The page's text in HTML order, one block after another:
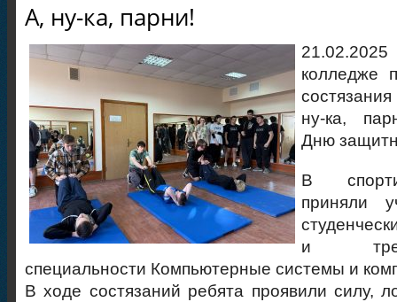
А, ну-ка, парни!
колледже
ну-ка,
Дню
В
приняли
и
специальности Компьютерные системы и
В ходе состязаний ребята проявили силу,